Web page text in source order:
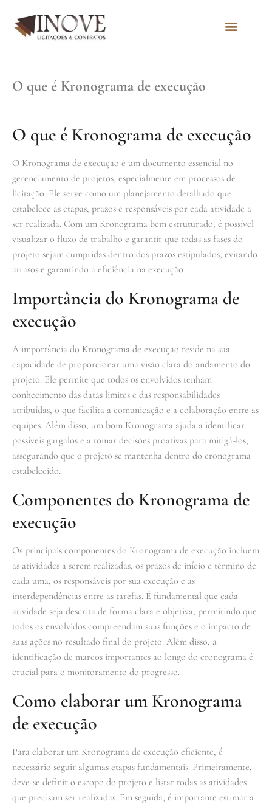
O que é Kronograma de execução
O que é Kronograma de execução
O Kronograma de execução é um documento essencial no
gerenciamento de projetos, especialmente em processos de
licitação. Ele serve como um planejamento detalhado que
estabelece as etapas, prazos e responsáveis por cada atividade a
ser realizada. Com um Kronograma bem estruturado, é possível
visualizar o fluxo de trabalho e garantir que todas as fases do
projeto sejam cumpridas dentro dos prazos estipulados, evitando
atrasos e garantindo a eficiência na execução.
Importância do Kronograma de
execução
A importância do Kronograma de execução reside na sua
capacidade de proporcionar uma visão clara do andamento do
projeto. Ele permite que todos os envolvidos tenham
conhecimento das datas limites e das responsabilidades
atribuídas, o que facilita a comunicação e a colaboração entre as
equipes. Além disso, um bom Kronograma ajuda a identificar
possíveis gargalos e a tomar decisões proativas para mitigá-los,
assegurando que o projeto se mantenha dentro do cronograma
estabelecido.
Componentes do Kronograma de
execução
Os principais componentes do Kronograma de execução incluem
as atividades a serem realizadas, os prazos de início e término de
cada uma, os responsáveis por sua execução e as
interdependências entre as tarefas. É fundamental que cada
atividade seja descrita de forma clara e objetiva, permitindo que
todos os envolvidos compreendam suas funções e o impacto de
suas ações no resultado final do projeto. Além disso, a
identificação de marcos importantes ao longo do cronograma é
crucial para o monitoramento do progresso.
Como elaborar um Kronograma
de execução
Para elaborar um Kronograma de execução eficiente, é
necessário seguir algumas etapas fundamentais. Primeiramente,
deve-se definir o escopo do projeto e listar todas as atividades
que precisam ser realizadas. Em seguida, é importante estimar a